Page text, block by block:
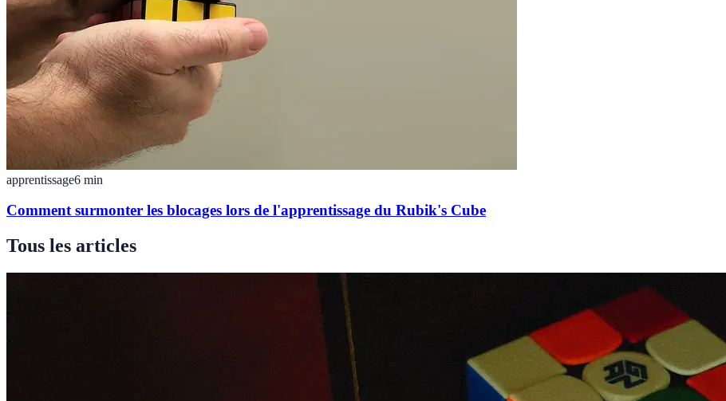
apprentissage6 min
Comment surmonter les blocages lors de l'apprentissage du Rubik's Cube
Tous les articles